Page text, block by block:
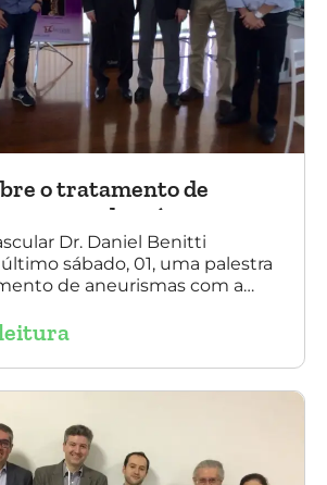
o tratamento de
com a endoprótese
Porto Alegre
Dr. Daniel Benitti
sábado, 01, uma palestra
de aneurismas com a
Benitti (ao centro) com os
Vascular do Rio Grande